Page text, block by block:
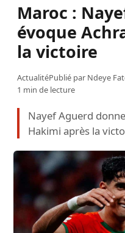
Maroc :
évoque
la victoire
ActualitéPublié par Ndeye
1 min de lecture
Nayef Aguerd
Hakimi après la